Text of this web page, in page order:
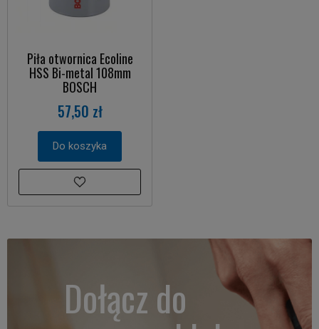
Piła otwornica Ecoline
HSS Bi-metal 108mm
BOSCH
57,50 zł
Do koszyka
Dołącz do